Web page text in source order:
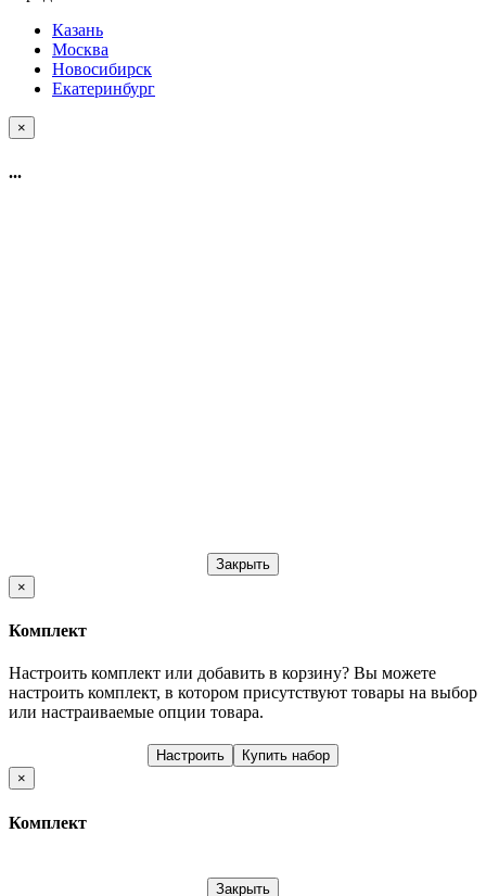
Казань
Москва
Новосибирск
Екатеринбург
×
...
Закрыть
×
Комплект
Настроить комплект или добавить в корзину? Вы можете
настроить комплект, в котором присутствуют товары на выбор
или настраиваемые опции товара.
Настроить
Купить набор
×
Комплект
Закрыть